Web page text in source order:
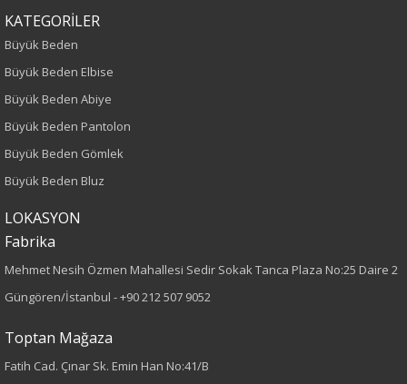
KATEGORİLER
Büyük Beden
Büyük Beden Elbise
Büyük Beden Abiye
Büyük Beden Pantolon
Büyük Beden Gömlek
Büyük Beden Bluz
LOKASYON
Fabrika
Mehmet Nesih Özmen Mahallesi Sedir Sokak Tanca Plaza No:25 Daire 2
Güngören/İstanbul -+90 212 507 9052
Toptan Mağaza
Fatih Cad. Çınar Sk. Emin Han No:41/B